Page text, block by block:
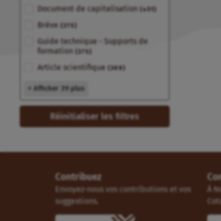
Document de capitalisation (451)
Brève (375)
Guide technique - Supports de
formation (375)
Article scientifique (309)
+ Afficher 39 plus
Réinitialiser les filtres
Contribuez
Envoyez-nous vos contributions et vos
suggestions.
À